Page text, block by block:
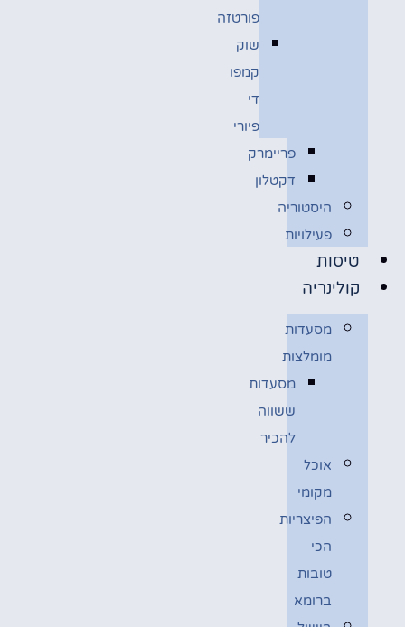
פורטזה
שוק
קמפו
די
פיורי
פריימרק
דקטלון
היסטוריה
פעילויות
טיסות
קולינריה
מסעדות
מומלצות
מסעדות
ששווה
להכיר
אוכל
מקומי
הפיצריות
הכי
טובות
ברומא